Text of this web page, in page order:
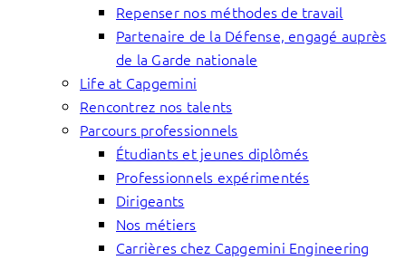
Repenser nos méthodes de travail
Partenaire de la Défense, engagé auprès
de la Garde nationale
Life at Capgemini
Rencontrez nos talents
Parcours professionnels
Étudiants et jeunes diplômés
Professionnels expérimentés
Dirigeants
Nos métiers
Carrières chez Capgemini Engineering